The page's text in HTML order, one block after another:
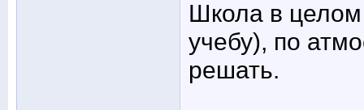
Школа в целом
учебу), по
решать.